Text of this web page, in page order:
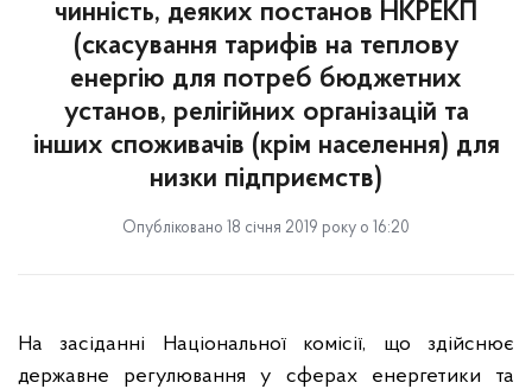
чинність, деяких постанов НКРЕКП
(скасування тарифів на теплову
енергію для потреб бюджетних
установ, релігійних організацій та
інших споживачів (крім населення) для
низки підприємств)
Опубліковано 18 січня 2019 року о 16:20
На засіданні Національної комісії, що здійснює
державне регулювання у сферах енергетики та